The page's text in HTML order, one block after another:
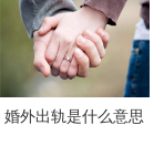
婚外出轨是什么意思